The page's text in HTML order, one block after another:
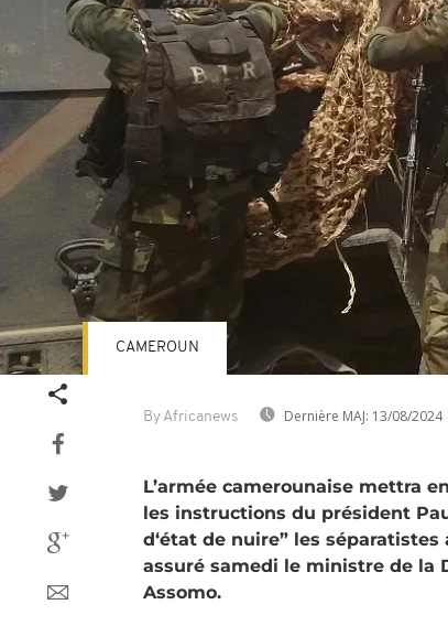
By Africanews Dernière MAJ: 13/08/2024
CAMEROUN
L’armée camerounaise mettra
les instructions du président
d‘état de nuire” les
assuré samedi le ministre de la
Assomo.